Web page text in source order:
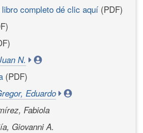
completo dé clic aquí (PDF)
N.
(PDF)
Eduardo
Fabiola
Giovanni A.